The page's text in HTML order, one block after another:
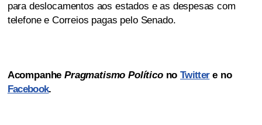
para deslocamentos aos estados e as despesas com
telefone e Correios pagas pelo Senado.
AcompanhePragmatismo PolíticonoTwittere no
Facebook.